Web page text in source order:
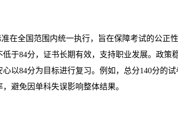
在全国范围内统一执行，旨在保障考试的公正
于84分，证书长期有效，支持职业发展。政策
以84分为目标进行复习。例如，总分140分的试
避免因单科失误影响整体结果。